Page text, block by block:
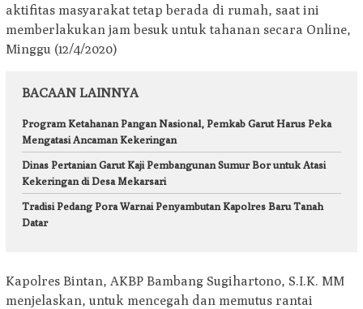
aktifitas masyarakat tetap berada di rumah, saat ini
memberlakukan jam besuk untuk tahanan secara Online,
Minggu (12/4/2020)
BACAAN LAINNYA
Program Ketahanan Pangan Nasional, Pemkab Garut Harus Peka
Mengatasi Ancaman Kekeringan
Dinas Pertanian Garut Kaji Pembangunan Sumur Bor untuk Atasi
Kekeringan di Desa Mekarsari
Tradisi Pedang Pora Warnai Penyambutan Kapolres Baru Tanah
Datar
Kapolres Bintan, AKBP Bambang Sugihartono, S.I.K. MM
menjelaskan, untuk mencegah dan memutus rantai